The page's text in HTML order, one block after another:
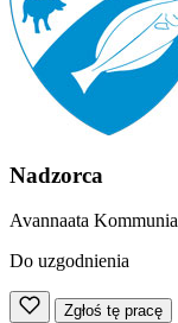
Nadzorca
Avannaata Kommunia
Do uzgodnienia
Zgłoś tę pracę